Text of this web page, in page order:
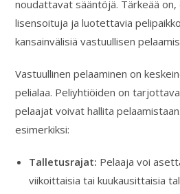
noudattavat sääntöjä. Tärkeää
lisensoituja ja luotettavia
kansainvälisiä vastuullisen
Vastuullinen pelaaminen on
pelialaa. Peliyhtiöiden on
pelaajat voivat hallita
esimerkiksi:
Talletusrajat: Pelaaja voi
viikoittaisia tai kuukausittaisia